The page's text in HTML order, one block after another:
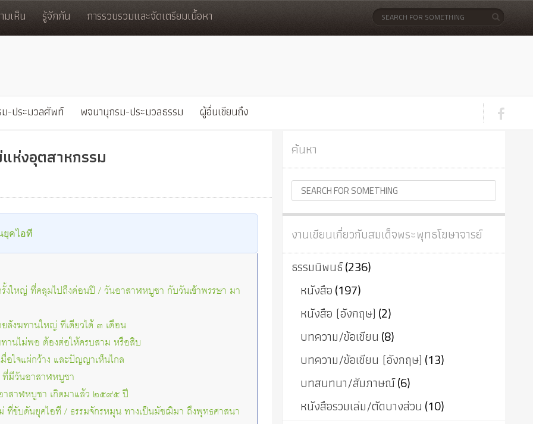
เห็น รู้จักกัน การรวบรวมและจัดเตรียมเนื้อหา
-ประมวลศัพท์ พจนานุกรม-ประมวลธรรม ผู้อื่นเขียนถึง
ห่งอุตสาหกรรม
ยุคไอที
งใหญ่ ที่คลุมไปถึงค่อนปี / วันอาสาฬหบูชา กับวันเข้าพรรษา มา
ยสังฆทานใหญ่ ทีเดียวได้ ๓ เดือน
นไม่พอ ต้องต่อให้ครบสาม หรือสิบ
อใจแผ่กว้าง และปัญญาเห็นไกล
มีวันอาสาฬหบูชา
าสาฬหบูชา เกิดมาแล้ว ๒๕๙๕ ปี
ที่ขับดันยุคไอที / ธรรมจักรหมุน ทางเป็นมัชฌิมา ถึงพุทธศาสนา
ค้นหา
งานเขียนเกี่ยวกับสมเด็จพระพุทธโฆษาจารย์
ธรรมนิพนธ์(236)
หนังสือ(197)
หนังสือ (อังกฤษ) (2)
บทความ/ข้อเขียน (8)
บทความ/ข้อเขียน (อังกฤษ) (13)
บทสนทนา/สัมภาษณ์(6)
หนังสือรวมเล่ม/ตัดบางส่วน (10)